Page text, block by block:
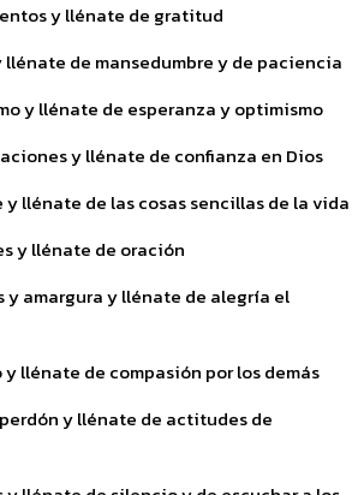
y llénate de gratitud
llénate de mansedumbre y de paciencia
y llénate de esperanza y optimismo
y llénate de confianza en Dios
llénate de las cosas sencillas de la vida
y llénate de oración
y amargura y llénate de alegría el
y llénate de compasión por los demás
y llénate de actitudes de